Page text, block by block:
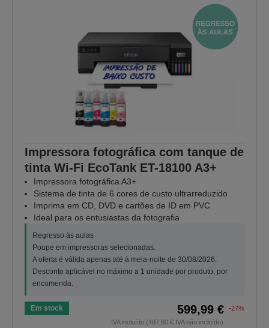
Impressora fotográfica com tanque de
tinta Wi-Fi EcoTank ET-18100 A3+
Impressora fotográfica A3+
Sistema de tinta de 6 cores de custo ultrarreduzido
Imprima em CD, DVD e cartões de ID em PVC
Ideal para os entusiastas da fotografia
Regresso às aulas
Poupe em impressoras selecionadas.
A oferta é válida apenas até à meia-noite de 30/08/2026.
Desconto aplicável no máximo a 1 unidade por produto, por
encomenda.
Em stock 599,99 €
-27%
IVA incluído (487,80 € IVA não incluído)